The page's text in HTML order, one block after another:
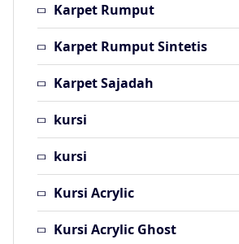
Karpet Rumput
Karpet Rumput Sintetis
Karpet Sajadah
kursi
kursi
Kursi Acrylic
Kursi Acrylic Ghost